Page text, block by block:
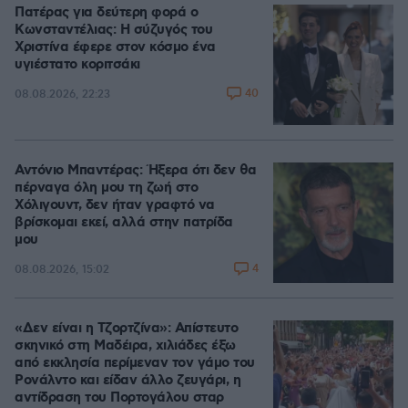
Πατέρας για δεύτερη φορά ο
Κωνσταντέλιας: Η σύζυγός του
Χριστίνα έφερε στον κόσμο ένα
υγιέστατο κοριτσάκι
08.08.2026, 22:23 40
Αντόνιο Μπαντέρας: Ήξερα ότι δεν θα
πέρναγα όλη μου τη ζωή στο
Χόλιγουντ, δεν ήταν γραφτό να
βρίσκομαι εκεί, αλλά στην πατρίδα
μου
08.08.2026, 15:02 4
«Δεν είναι η Τζορτζίνα»: Απίστευτο
σκηνικό στη Μαδέιρα, χιλιάδες έξω
από εκκλησία περίμεναν τον γάμο του
Ρονάλντο και είδαν άλλο ζευγάρι, η
αντίδραση του Πορτογάλου σταρ